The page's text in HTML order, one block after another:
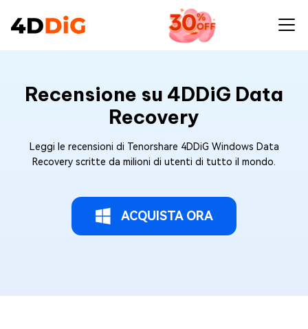
Recensione su 4DDiG Data
Recovery
Leggi le recensioni di Tenorshare 4DDiG Windows Data
Recovery scritte da milioni di utenti di tutto il mondo.
ACQUISTA ORA